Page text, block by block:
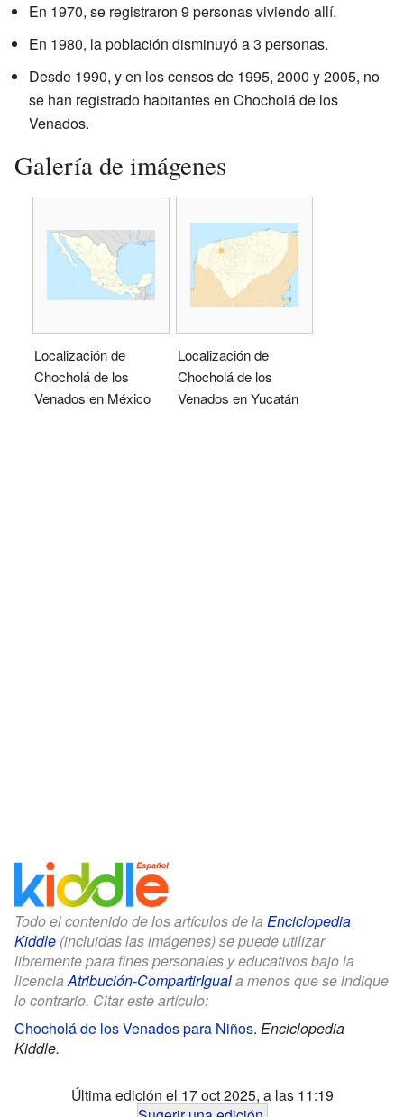
En 1970, se registraron 9 personas viviendo allí.
En 1980, la población disminuyó a 3 personas.
Desde 1990, y en los censos de 1995, 2000 y 2005, no
se han registrado habitantes en Chocholá de los
Venados.
Galería de imágenes
Localización de
Chocholá de los
Venados en México
Localización de
Chocholá de los
Venados en Yucatán
Todo el contenido de los artículos de la Enciclopedia
Kiddle (incluidas las imágenes) se puede utilizar
libremente para fines personales y educativos bajo la
licencia Atribución-CompartirIguala menos que se indique
lo contrario. Citar este artículo:
Chocholá de los Venados para Niños. Enciclopedia
Kiddle.
Última edición el 17 oct 2025, a las 11:19